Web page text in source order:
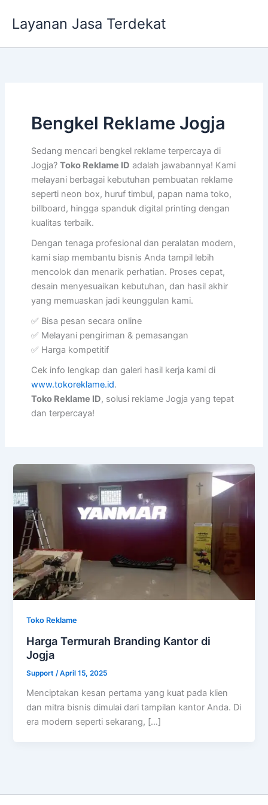
Layanan Jasa Terdekat
Bengkel Reklame Jogja
Sedang mencari bengkel reklame terpercaya di
Jogja? Toko Reklame ID adalah jawabannya! Kami
melayani berbagai kebutuhan pembuatan reklame
seperti neon box, huruf timbul, papan nama toko,
billboard, hingga spanduk digital printing dengan
kualitas terbaik.
Dengan tenaga profesional dan peralatan modern,
kami siap membantu bisnis Anda tampil lebih
mencolok dan menarik perhatian. Proses cepat,
desain menyesuaikan kebutuhan, dan hasil akhir
yang memuaskan jadi keunggulan kami.
✅ Bisa pesan secara online
✅ Melayani pengiriman & pemasangan
✅ Harga kompetitif
Cek info lengkap dan galeri hasil kerja kami di
www.tokoreklame.id.
Toko Reklame ID, solusi reklame Jogja yang tepat
dan terpercaya!
Toko Reklame
Harga Termurah Branding Kantor di
Jogja
Support/April 15, 2025
Menciptakan kesan pertama yang kuat pada klien
dan mitra bisnis dimulai dari tampilan kantor Anda. Di
era modern seperti sekarang, […]